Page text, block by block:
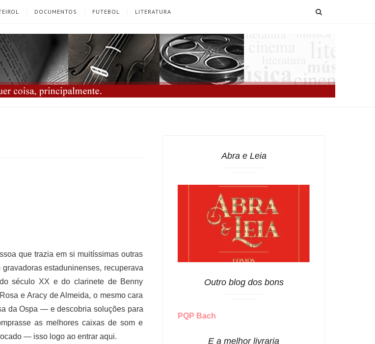
DOCUMENTOS FUTEBOL LITERATURA
que trazia em si muitíssimas outras
estaduninenses, recuperava
século XX e do clarinete de Benny
e Aracy de Almeida, o mesmo cara
da Ospa — e descobria soluções para
as melhores caixas de som e
— isso logo ao entrar aqui.
Abra e Leia
Outro blog dos bons
PQP Bach
E a melhor livraria